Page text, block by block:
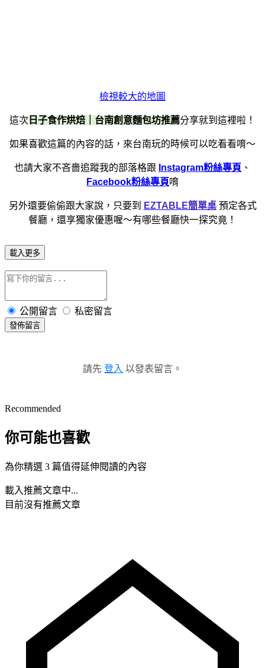
檢視較大的地圖
這次 日子食作烘焙｜台南創意麵包坊推薦分享就到這裡啦！
如果喜歡這篇的內容的話，來台南玩的時候可以吃看看唷～
也請大家不吝嗇追蹤我的部落格跟 Instagram粉絲專頁 、
Facebook粉絲專頁唷
另外還要偷偷跟大家說，只要到 EZTABLE簡單桌預定各式
餐廳，還享獨家優惠喔～有哪些餐廳快一探究竟！
載入更多
公開留言 私密留言
發佈留言
請先 登入 以發表留言。
Recommended
你可能也喜歡
為你精選 3 篇值得延伸閱讀的內容
載入推薦文章中...
目前沒有推薦文章